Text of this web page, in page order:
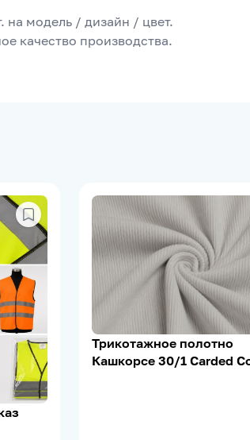
на модель / дизайн / цвет.
качество производства.
Трикотажное полотно
Кашкорсе 30/1 Carded